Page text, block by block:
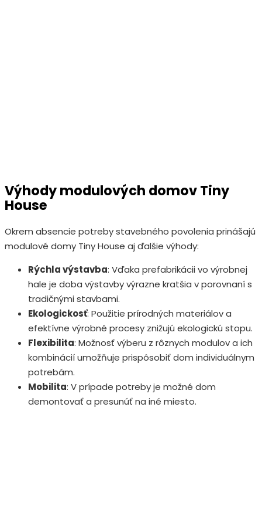
Výhody modulových domov Tiny
House
Okrem absencie potreby stavebného povolenia prinášajú
modulové domy Tiny House aj ďalšie výhody:
Rýchla výstavba: Vďaka prefabrikácii vo výrobnej
hale je doba výstavby výrazne kratšia v porovnaní s
tradičnými stavbami.
Ekologickosť: Použitie prírodných materiálov a
efektívne výrobné procesy znižujú ekologickú stopu.
Flexibilita: Možnosť výberu z rôznych modulov a ich
kombinácií umožňuje prispôsobiť dom individuálnym
potrebám.
Mobilita: V prípade potreby je možné dom
demontovať a presunúť na iné miesto.